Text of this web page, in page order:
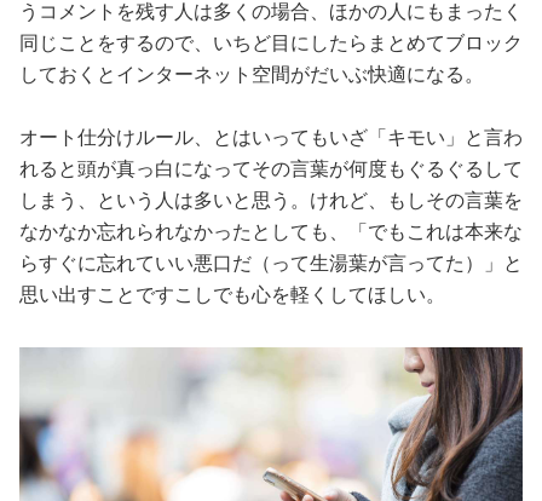
うコメントを残す人は多くの場合、ほかの人にもまったく
同じことをするので、いちど目にしたらまとめてブロック
しておくとインターネット空間がだいぶ快適になる。
オート仕分けルール、とはいってもいざ「キモい」と言わ
れると頭が真っ白になってその言葉が何度もぐるぐるして
しまう、という人は多いと思う。けれど、もしその言葉を
なかなか忘れられなかったとしても、「でもこれは本来な
らすぐに忘れていい悪口だ（って生湯葉が言ってた）」と
思い出すことですこしでも心を軽くしてほしい。